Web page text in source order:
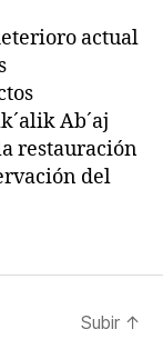
actual
Ab´aj
restauración
del
Subir ↑